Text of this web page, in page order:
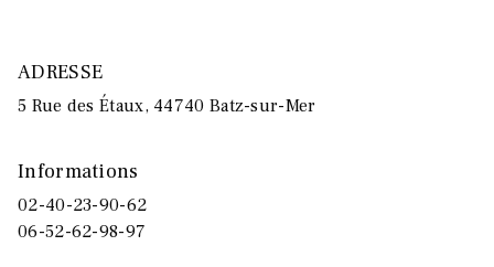
ADRESSE
5 Rue des Étaux, 44740 Batz-sur-Mer
Informations
02-40-23-90-62
06-52-62-98-97